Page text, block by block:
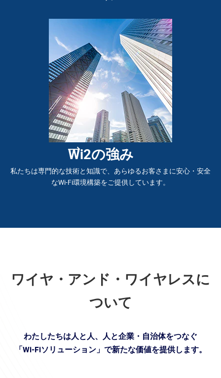
Wi2の強み
私たちは専門的な技術と知識で、あらゆるお客さまに安心・安全
なWi-Fi環境構築をご提供しています。
ワイヤ・アンド・ワイヤレスに
ついて
わたしたちは人と人、人と企業・自治体をつなぐ
「Wi-Fiソリューション」で新たな価値を提供します。